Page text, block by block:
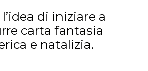
di iniziare a
carta fantasia
e natalizia.